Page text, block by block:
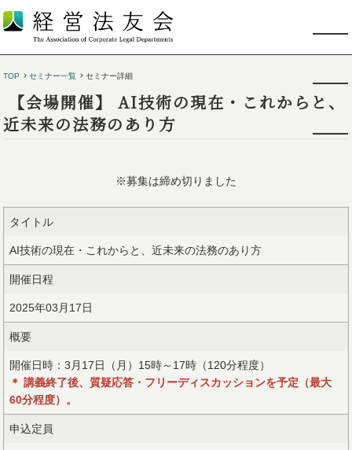
TOP セミナー一覧 セミナー詳細
【会場開催】 AI技術の現在・これからと、
近未来の法務のあり方
※募集は締め切りました
タイトル
AI技術の現在・これからと、近未来の法務のあり方
開催日程
2025年03月17日
概要
開催日時：3月17日（月）15時～17時（120分程度）
＊ 講義終了後、質疑応答・フリーディスカッションを予定（最大
60分程度）。
申込定員